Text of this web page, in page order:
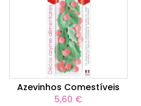
Azevinhos Comestíveis
5,60 €